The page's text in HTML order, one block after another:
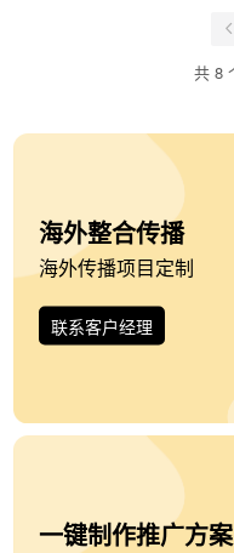
共 8
海外整合传播
海外传播项目定制
联系客户经理
一键制作推广方案